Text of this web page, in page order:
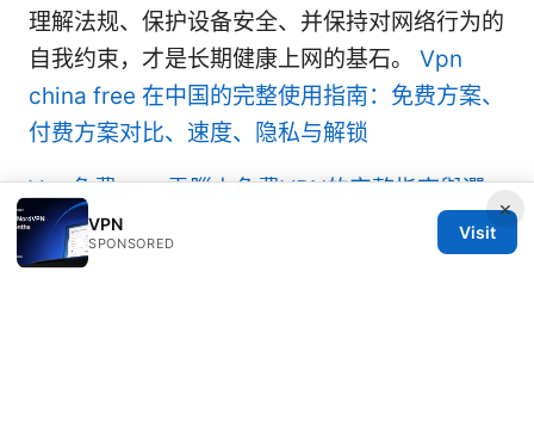
理解法规、保护设备安全、并保持对网络行为的
自我约束，才是长期健康上网的基石。 Vpn
china free 在中国的完整使用指南：免费方案、
付费方案对比、速度、隐私与解锁
Vpn免費pc：電腦上免費VPN的完整指南與選
擇要點
×
VPN
SPONSORED
Visit